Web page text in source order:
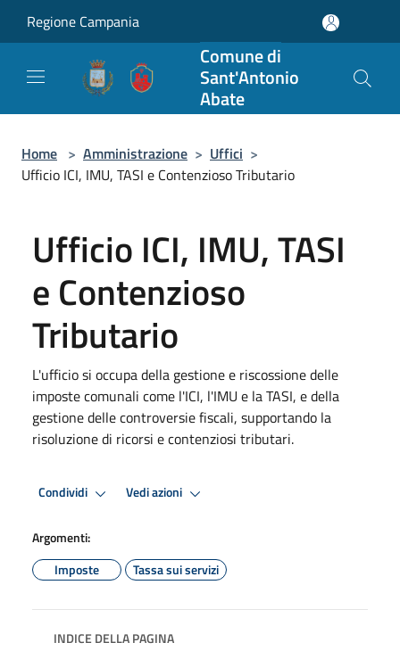
Regione Campania
Comune di
Sant'Antonio
Abate
Home > Amministrazione > Uffici >
Ufficio ICI, IMU, TASI e Contenzioso Tributario
Ufficio ICI, IMU, TASI
e Contenzioso
Tributario
L'ufficio si occupa della gestione e riscossione delle
imposte comunali come l'ICI, l'IMU e la TASI, e della
gestione delle controversie fiscali, supportando la
risoluzione di ricorsi e contenziosi tributari.
Condividi Vedi azioni
Argomenti:
Imposte
Tassa sui servizi
INDICE DELLA PAGINA